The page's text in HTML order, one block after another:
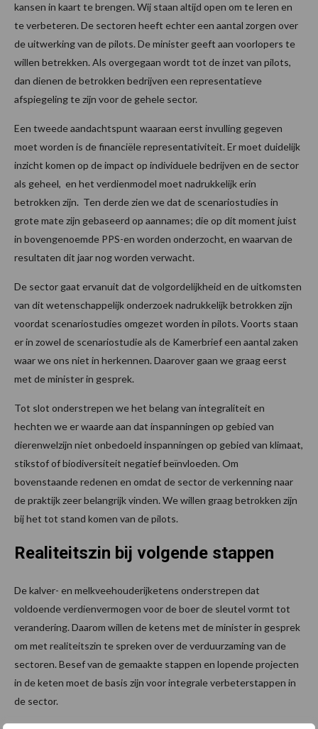
kansen in kaart te brengen. Wij staan altijd open om te leren en
te verbeteren. De sectoren heeft echter een aantal zorgen over
de uitwerking van de pilots. De minister geeft aan voorlopers te
willen betrekken. Als overgegaan wordt tot de inzet van pilots,
dan dienen de betrokken bedrijven een representatieve
afspiegeling te zijn voor de gehele sector.
Een tweede aandachtspunt waaraan eerst invulling gegeven
moet worden is de financiële representativiteit. Er moet duidelijk
inzicht komen op de impact op individuele bedrijven en de sector
als geheel, en het verdienmodel moet nadrukkelijk erin
betrokken zijn. Ten derde zien we dat de scenariostudies in
grote mate zijn gebaseerd op aannames; die op dit moment juist
in bovengenoemde PPS-en worden onderzocht, en waarvan de
resultaten dit jaar nog worden verwacht.
De sector gaat ervanuit dat de volgordelijkheid en de uitkomsten
van dit wetenschappelijk onderzoek nadrukkelijk betrokken zijn
voordat scenariostudies omgezet worden in pilots. Voorts staan
er in zowel de scenariostudie als de Kamerbrief een aantal zaken
waar we ons niet in herkennen. Daarover gaan we graag eerst
met de minister in gesprek.
Tot slot onderstrepen we het belang van integraliteit en
hechten we er waarde aan dat inspanningen op gebied van
dierenwelzijn niet onbedoeld inspanningen op gebied van klimaat,
stikstof of biodiversiteit negatief beïnvloeden. Om
bovenstaande redenen en omdat de sector de verkenning naar
de praktijk zeer belangrijk vinden. We willen graag betrokken zijn
bij het tot stand komen van de pilots.
Realiteitszin bij volgende stappen
De kalver- en melkveehouderijketens onderstrepen dat
voldoende verdienvermogen voor de boer de sleutel vormt tot
verandering. Daarom willen de ketens met de minister in gesprek
om met realiteitszin te spreken over de verduurzaming van de
sectoren. Besef van de gemaakte stappen en lopende projecten
in de keten moet de basis zijn voor integrale verbeterstappen in
de sector.